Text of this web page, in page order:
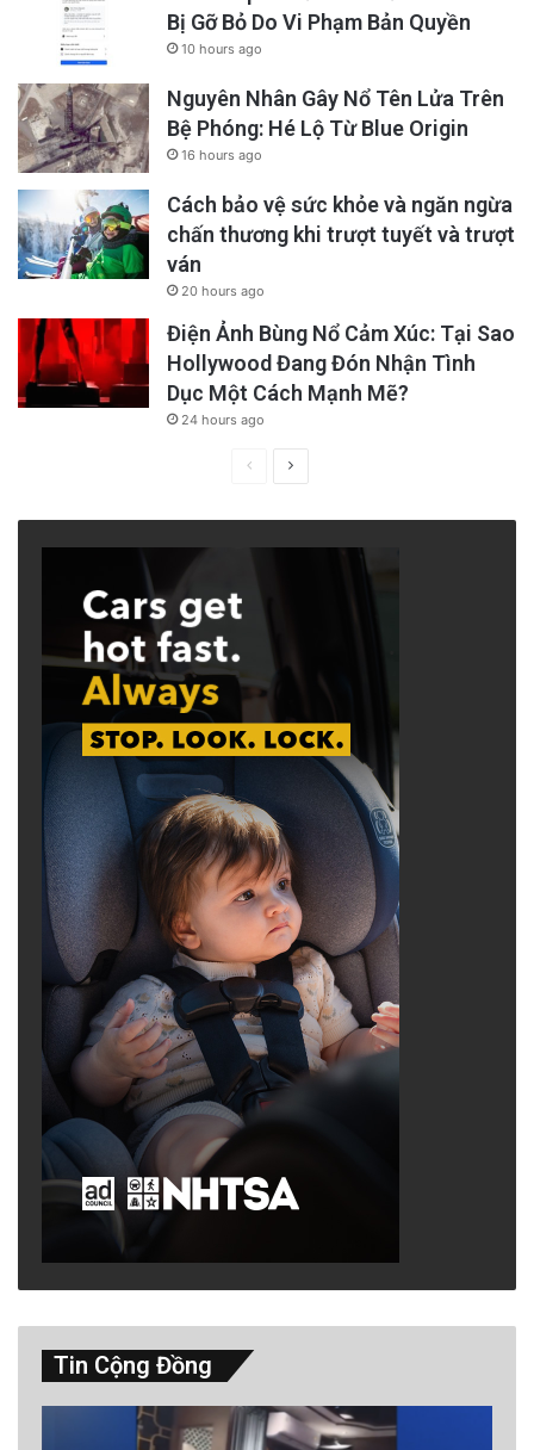
Bị Gỡ Bỏ Do Vi Phạm Bản Quyền
10 hours ago
Nguyên Nhân Gây Nổ Tên Lửa Trên
Bệ Phóng: Hé Lộ Từ Blue Origin
16 hours ago
Cách bảo vệ sức khỏe và ngăn ngừa
chấn thương khi trượt tuyết và trượt
ván
20 hours ago
Điện Ảnh Bùng Nổ Cảm Xúc: Tại Sao
Hollywood Đang Đón Nhận Tình
Dục Một Cách Mạnh Mẽ?
24 hours ago
PreviousNext
Tin Cộng Đồng